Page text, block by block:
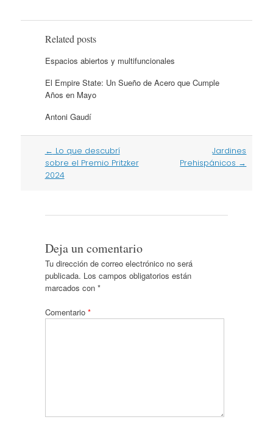
Related posts
Espacios abiertos y multifuncionales
El Empire State: Un Sueño de Acero que Cumple
Años en Mayo
Antoni Gaudí
Post
navigation
← Lo que descubrí
sobre el Premio Pritzker
2024
Jardines
Prehispánicos →
Deja un comentario
Tu dirección de correo electrónico no será
publicada. Los campos obligatorios están
marcados con *
Comentario *